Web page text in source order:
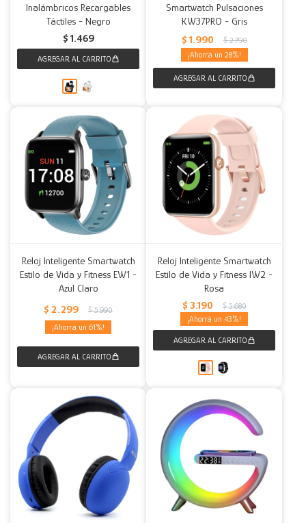
Inalámbricos Recargables
Táctiles - Negro
$ 1.469
Smartwatch Pulsaciones
KW37PRO - Gris
$ 1.990 $ 2.790
28
Reloj Inteligente Smartwatch
Estilo de Vida y Fitness EW1 -
Azul Claro
$ 2.299 $ 5.990
61
Reloj Inteligente Smartwatch
Estilo de Vida y Fitness IW2 -
Rosa
$ 3.190 $ 5.680
43